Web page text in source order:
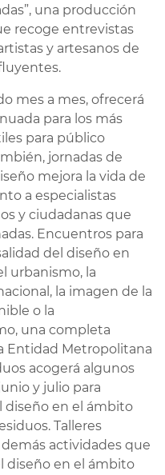
una producción
recoge entrevistas
y artesanos de
mes a mes, ofrecerá
para los más
para público
jornadas de
mejora la vida de
a especialistas
y ciudadanas que
Encuentros para
del diseño en
urbanismo, la
la imagen de la
o la
una completa
Entidad Metropolitana
acogerá algunos
y julio para
diseño en el ámbito
Talleres
actividades que
diseño en el ámbito